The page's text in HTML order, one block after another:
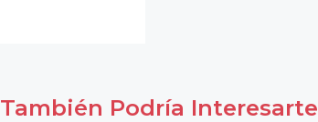
También Podría Interesarte